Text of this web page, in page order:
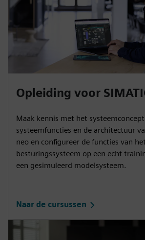
Opleiding voor
Maak kennis met het
systeemfuncties en de architectuur
neo en configureer de functies van het
besturingssysteem op een echt
een gesimuleerd modelsysteem.
Naar de cursussen